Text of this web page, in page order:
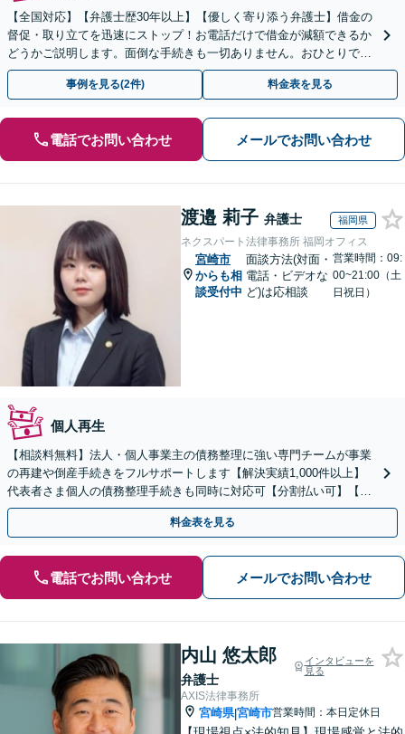
【全国対応】【弁護士歴30年以上】【優しく寄り添う弁護士】借金の
督促・取り立てを迅速にストップ！お電話だけで借金が減額できるか
どうかご説明します。面倒な手続きも一切ありません。おひとりで悩
まず、お気軽にご相談ください。【電話相談可】
事例を見る(2件) 料金表を見る
電話でお問い合わせ メールでお問い合わせ
渡邉 莉子 弁護士 福岡県
ネクスパート法律事務所 福岡オフィス
宮崎市
からも相
談受付中
面談方法(対面・
電話・ビデオな
ど)は応相談
営業時間：09:
00~21:00（土
日祝日）
個人再生
【相談料無料】法人・個人事業主の債務整理に強い専門チームが事業
の再建や倒産手続きをフルサポートします【解決実績1,000件以上】
代表者さま個人の債務整理手続きも同時に対応可【分割払い可】【後
払い応相談】【夜間・休日相談可】
料金表を見る
電話でお問い合わせ メールでお問い合わせ
内山 悠太郎
弁護士
インタビューを
見る
AXIS法律事務所
宮崎県|宮崎市営業時間：本日定休日